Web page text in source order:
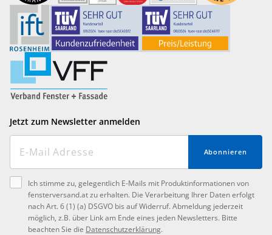
Jetzt zum Newsletter anmelden
Abonnieren
Ich stimme zu, gelegentlich E-Mails mit Produktinformationen von
fensterversand.at zu erhalten. Die Verarbeitung Ihrer Daten erfolgt
nach Art. 6 (1) (a) DSGVO bis auf Widerruf. Abmeldung jederzeit
möglich, z.B. über Link am Ende eines jeden Newsletters. Bitte
beachten Sie die Datenschutzerklärung.